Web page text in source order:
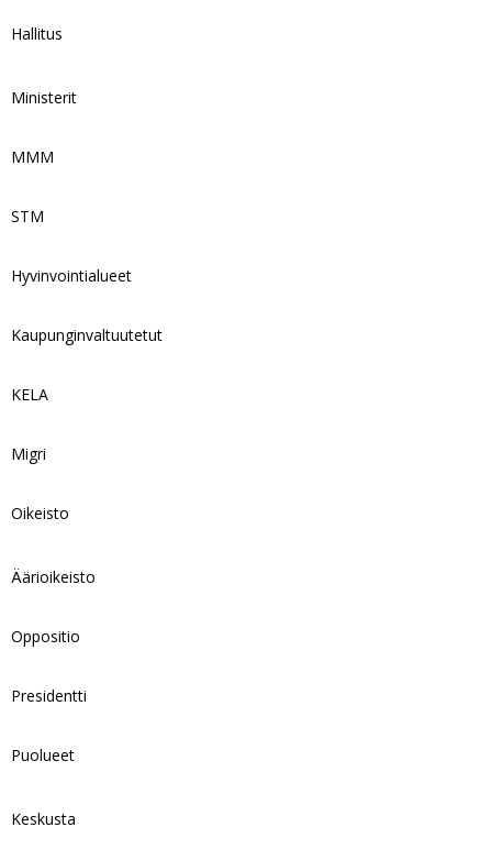
Hallitus
Ministerit
MMM
STM
Hyvinvointialueet
Kaupunginvaltuutetut
KELA
Migri
Oikeisto
Äärioikeisto
Oppositio
Presidentti
Puolueet
Keskusta